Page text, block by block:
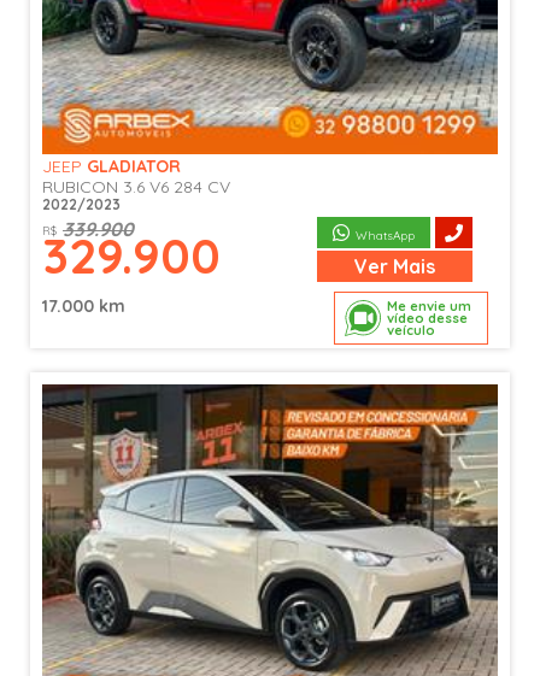
Me envie um
vídeo desse
veículo
JEEP GLADIATOR
RUBICON 3.6 V6 284 CV
2022/2023
R$ 339.900
329.900 WhatsApp
Ver Mais
17.000 km